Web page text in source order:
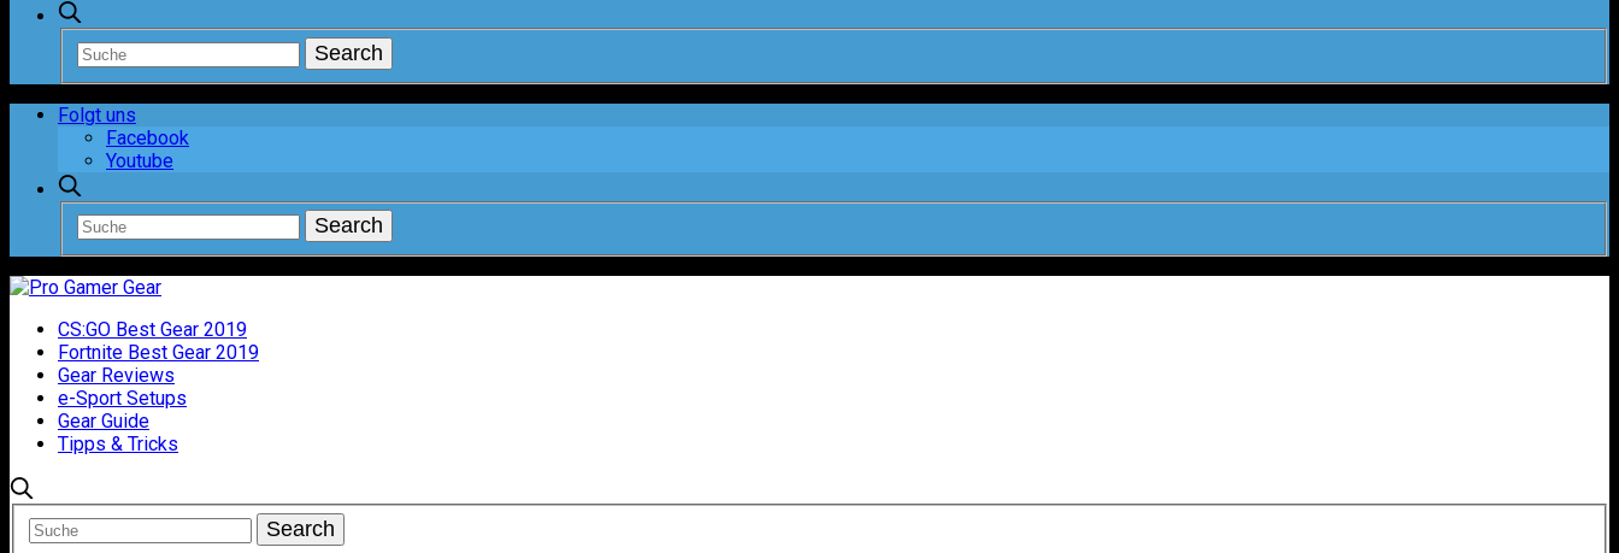
Folgt uns
Facebook
Youtube
CS:GO Best Gear 2019
Fortnite Best Gear 2019
Gear Reviews
e-Sport Setups
Gear Guide
Tipps & Tricks